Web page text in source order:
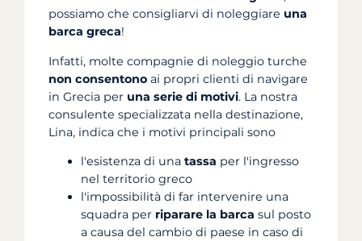
possiamo che consigliarvi di noleggiare una
barca greca!
Infatti, molte compagnie di noleggio turche
non consentono ai propri clienti di navigare
in Grecia per una serie di motivi. La nostra
consulente specializzata nella destinazione,
Lina, indica che i motivi principali sono
l'esistenza di una tassa per l'ingresso
nel territorio greco
l'impossibilità di far intervenire una
squadra per riparare la barca sul posto
a causa del cambio di paese in caso di